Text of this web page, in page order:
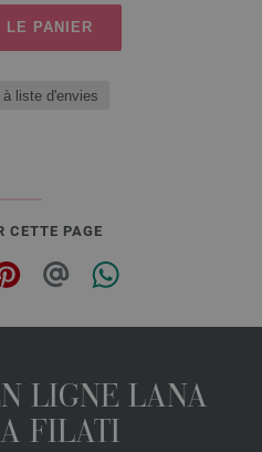
LE PANIER
liste d'envies
CETTE PAGE
LIGNE LANA
FILATI